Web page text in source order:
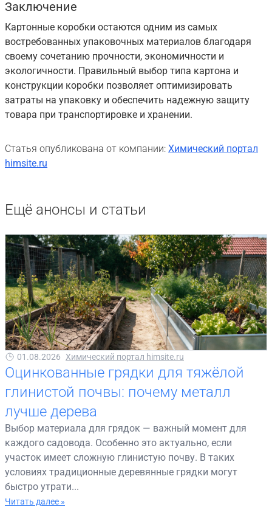
Заключение
Картонные коробки остаются одним из самых
востребованных упаковочных материалов благодаря
своему сочетанию прочности, экономичности и
экологичности. Правильный выбор типа картона и
конструкции коробки позволяет оптимизировать
затраты на упаковку и обеспечить надежную защиту
товара при транспортировке и хранении.
Статья опубликована от компании: Химический портал
himsite.ru
Ещё анонсы и статьи
01.08.2026 Химический портал himsite.ru
Оцинкованные грядки для тяжёлой
глинистой почвы: почему металл
лучше дерева
Выбор материала для грядок — важный момент для
каждого садовода. Особенно это актуально, если
участок имеет сложную глинистую почву. В таких
условиях традиционные деревянные грядки могут
быстро утрати...
Читать далее »